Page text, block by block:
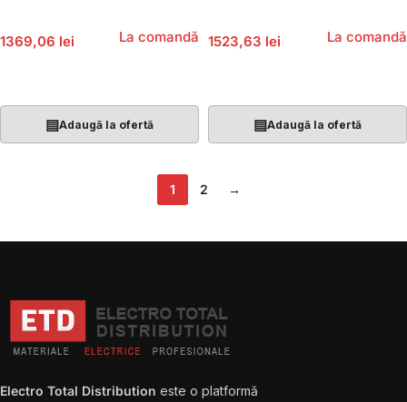
1369,06 lei La comandă
▤Adaugă la ofertă
1523,63 lei La comandă
▤Adaugă la ofertă
1 2 →
Electro Total Distribution este o platformă